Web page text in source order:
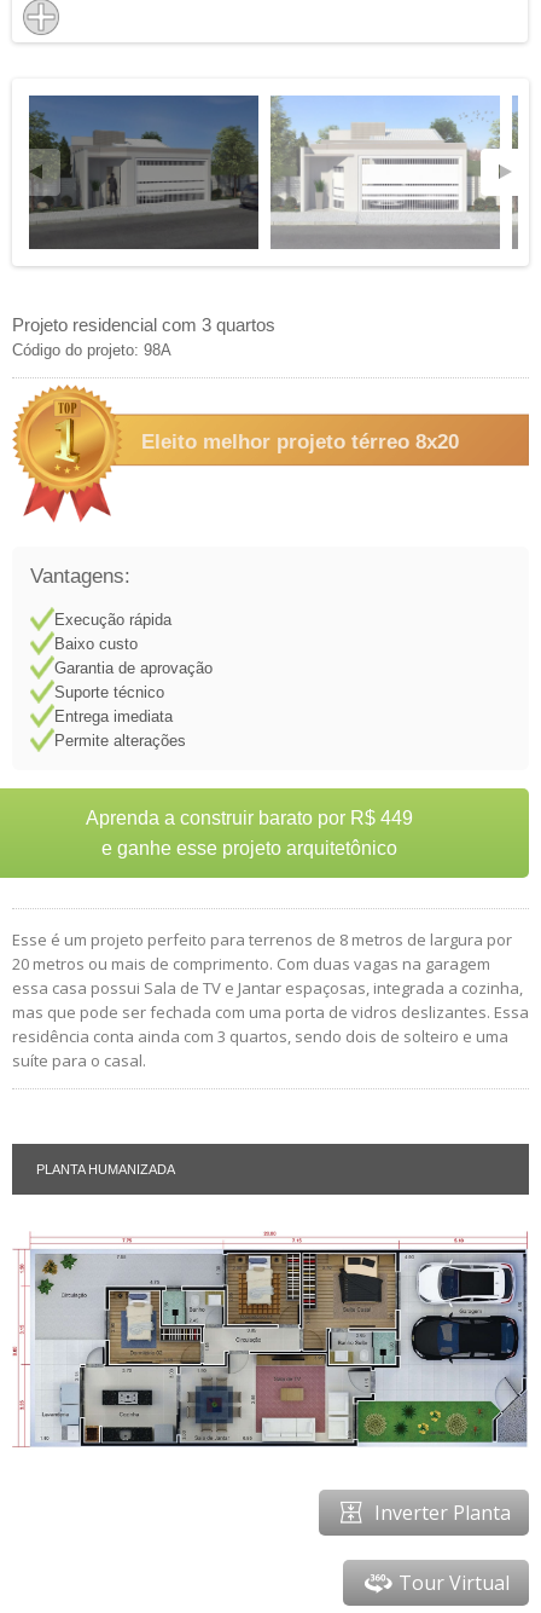
Projeto residencial com 3 quartos
Código do projeto: 98A
Eleito melhor projeto térreo 8x20
Vantagens:
Execução rápida
Baixo custo
Garantia de aprovação
Suporte técnico
Entrega imediata
Permite alterações
Aprenda a construir barato por R$ 449
e ganhe esse projeto arquitetônico
Esse é um projeto perfeito para terrenos de 8 metros de largura por
20 metros ou mais de comprimento. Com duas vagas na garagem
essa casa possui Sala de TV e Jantar espaçosas, integrada a cozinha,
mas que pode ser fechada com uma porta de vidros deslizantes. Essa
residência conta ainda com 3 quartos, sendo dois de solteiro e uma
suíte para o casal.
PLANTA HUMANIZADA
Inverter Planta
Tour Virtual